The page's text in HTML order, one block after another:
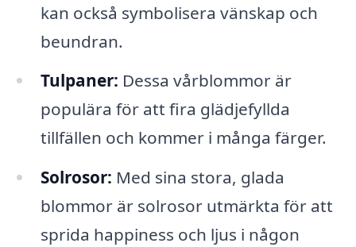
kan också symbolisera vänskap och
beundran.
Tulpaner: Dessa vårblommor är
populära för att fira glädjefyllda
tillfällen och kommer i många färger.
Solrosor: Med sina stora, glada
blommor är solrosor utmärkta för att
sprida happiness och ljus i någon